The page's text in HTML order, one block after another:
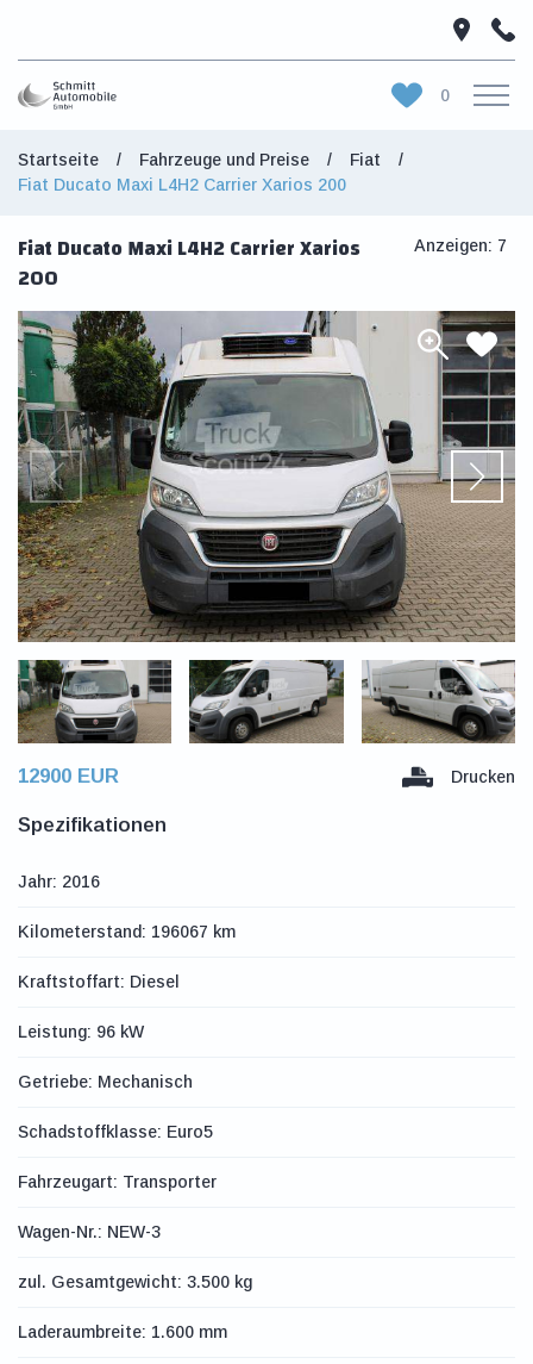
Startseite
Über die Firma
0
Startseite / Fahrzeuge und Preise / Fiat
/
fiat Ducato Maxi L4H2 Carrier Xarios 200
fiat Ducato Maxi L4H2 Carrier Xarios
200
Anzeigen: 7
12900 EUR Drucken
Spezifikationen
Jahr: 2016
Kilometerstand: 196067 km
Kraftstoffart: Diesel
Leistung: 96 kW
Getriebe: Mechanisch
Schadstoffklasse: Euro5
Fahrzeugart: Transporter
Wagen-Nr.: NEW-3
zul. Gesamtgewicht: 3.500 kg
Laderaumbreite: 1.600 mm